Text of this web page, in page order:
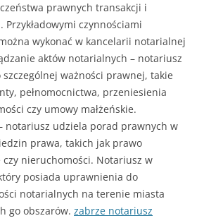
prawnych transakcji i
czynnościami
wykonać w kancelarii notarialnej
aktów notarialnych – notariusz
ważności prawnej, takie
pełnomocnictwa, przeniesienia
czy umowy małżeńskie.
notariusz udziela porad prawnych w
prawa, takich jak prawo
nieruchomości. Notariusz w
posiada uprawnienia do
notarialnych na terenie miasta
go obszarów. zabrze notariusz